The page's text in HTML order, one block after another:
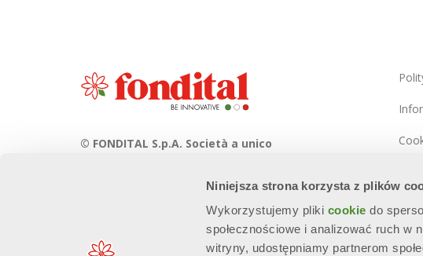
Niniejsza strona korzysta z plików
Wykorzystujemy pliki cookiedo
społecznościowe i analizować ruch
witryny, udostępniamy partnerom
© FONDITAL S.p.A. Società a unico
Sede Legale e Amministrativa
Via Cerreto, 40 - 25079 VOBARNO